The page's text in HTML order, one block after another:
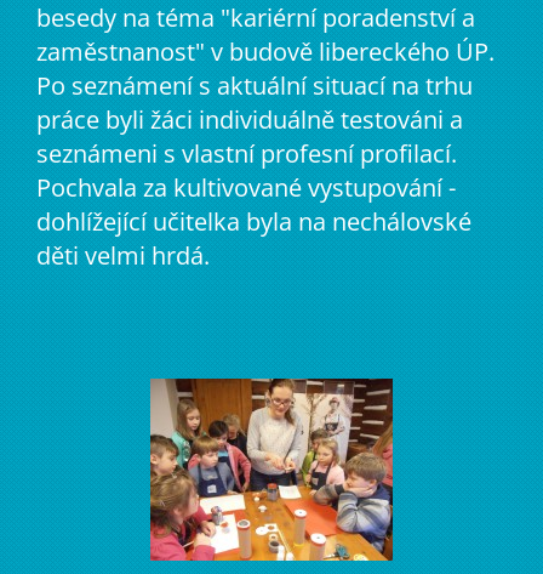
besedy na téma "kariérní poradenství a
zaměstnanost" v budově libereckého ÚP.
Po seznámení s aktuální situací na trhu
práce byli žáci individuálně testováni a
seznámeni s vlastní profesní profilací.
Pochvala za kultivované vystupování -
dohlížející učitelka byla na nechálovské
děti velmi hrdá.